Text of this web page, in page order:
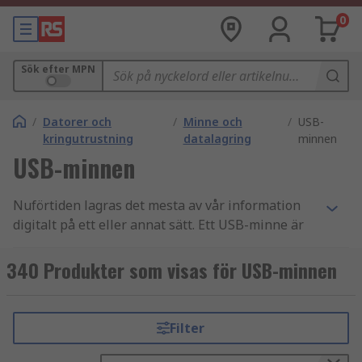
0
Sök efter MPN
/ Datorer och
kringutrustning
/ Minne och
datalagring
/ USB-
minnen
USB-minnen
Nuförtiden lagras det mesta av vår information
digitalt på ett eller annat sätt. Ett USB-minne är
transportera data. USB-enheter är små, robusta,
bärbara lagringsenheter utan rörliga delar och
och många andra enheter som spelkonsoler
inklusive PlayStation 4 och Xbox via en inbyggd
340 Produkter som visas för USB-minnen
Filter